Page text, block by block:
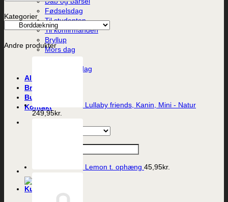
Fødselsdag
Til studenten
Til konfirmanden
Bryllup
Mors dag
Valentines dag
Alle produkter
Brands
Butikken
Kontakt
Kategorier
Andre produkter
Lullaby friends, Kanin, Mini - Natur
249,95kr.
Lemon t. ophæng 45,95kr.